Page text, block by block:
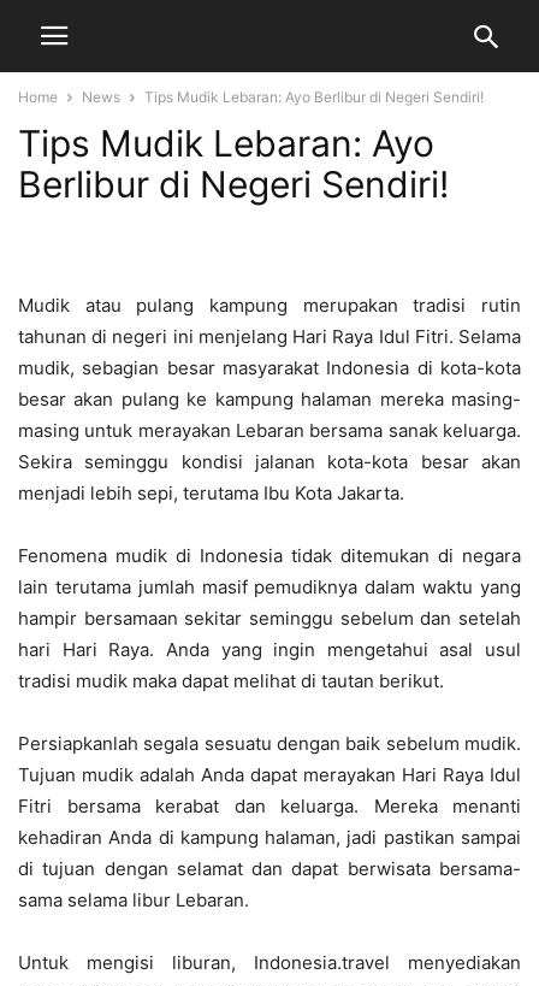
Home News Tips Mudik Lebaran: Ayo Berlibur di Negeri Sendiri!
Tips Mudik Lebaran: Ayo
Berlibur di Negeri Sendiri!
Mudik atau pulang kampung merupakan tradisi rutin
tahunan di negeri ini menjelang Hari Raya Idul Fitri. Selama
mudik, sebagian besar masyarakat Indonesia di kota-kota
besar akan pulang ke kampung halaman mereka masing-
masing untuk merayakan Lebaran bersama sanak keluarga.
Sekira seminggu kondisi jalanan kota-kota besar akan
menjadi lebih sepi, terutama Ibu Kota Jakarta.
Fenomena mudik di Indonesia tidak ditemukan di negara
lain terutama jumlah masif pemudiknya dalam waktu yang
hampir bersamaan sekitar seminggu sebelum dan setelah
hari Hari Raya. Anda yang ingin mengetahui asal usul
tradisi mudik maka dapat melihat di tautan berikut.
Persiapkanlah segala sesuatu dengan baik sebelum mudik.
Tujuan mudik adalah Anda dapat merayakan Hari Raya Idul
Fitri bersama kerabat dan keluarga. Mereka menanti
kehadiran Anda di kampung halaman, jadi pastikan sampai
di tujuan dengan selamat dan dapat berwisata bersama-
sama selama libur Lebaran.
Untuk mengisi liburan, Indonesia.travel menyediakan